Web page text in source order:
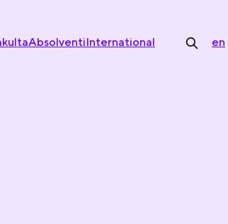
AbsolventiInternational en